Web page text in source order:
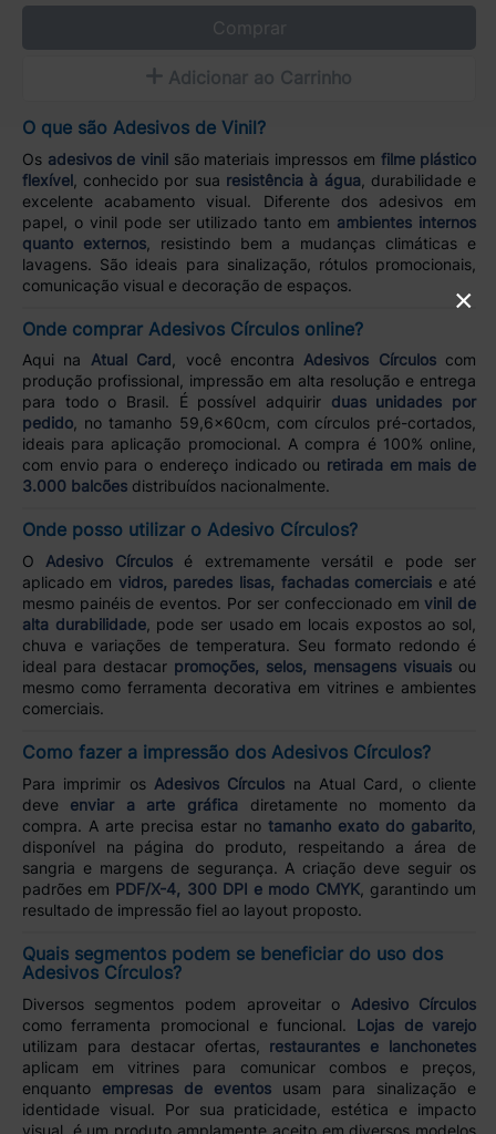
Comprar
Adicionar ao Carrinho
O que são Adesivos de Vinil?
Os adesivos de vinilsão materiais impressos em filme plástico
flexível, conhecido por sua resistência à água, durabilidade e
excelente acabamento visual. Diferente dos adesivos em
papel, o vinil pode ser utilizado tanto em ambientes internos
quanto externos, resistindo bem a mudanças climáticas e
lavagens. São ideais para sinalização, rótulos promocionais,
comunicação visual e decoração de espaços.
Onde comprar Adesivos Círculos online?
Aqui na Atual Card, você encontraAdesivos Círculoscom
produção profissional, impressão em alta resolução e entrega
para todo o Brasil. É possível adquirir duas unidades por
pedido, no tamanho 59,6x60cm, com círculos pré-cortados,
ideais para aplicação promocional. A compra é 100% online,
com envio para o endereço indicado ou retirada em mais de
3.000 balcõesdistribuídos nacionalmente.
Onde posso utilizar o Adesivo Círculos?
O Adesivo Círculosé extremamente versátil e pode ser
aplicado em vidros, paredes lisas, fachadas comerciais e até
mesmo painéis de eventos. Por ser confeccionado emvinil de
alta durabilidade, pode ser usado em locais expostos ao sol,
chuva e variações de temperatura. Seu formato redondo é
ideal para destacar promoções, selos, mensagens visuais ou
mesmo como ferramenta decorativa em vitrines e ambientes
comerciais.
Como fazer a impressão dos Adesivos Círculos?
Para imprimir os Adesivos Círculos na Atual Card, o cliente
deve enviar a arte gráfica diretamente no momento da
compra. A arte precisa estar notamanho exato do gabarito
disponível na página do produto, respeitando a área de
sangria e margens de segurança. A criação deve seguir os
padrões em PDF/X-4, 300 DPI e modo CMYK, garantindo um
resultado de impressão fiel ao layout proposto.
Quais segmentos podem se beneficiar do uso dos
Adesivos Círculos?
Diversos segmentos podem aproveitar o Adesivo Círculos
como ferramenta promocional e funcional. Lojas de varejo
utilizam para destacar ofertas, restaurantes e lanchonetes
aplicam em vitrines para comunicar combos e preços,
enquanto empresas de eventos usam para sinalização e
identidade visual. Por sua praticidade, estética e impacto
visual, é um produto amplamente aceito em diversos modelos
×